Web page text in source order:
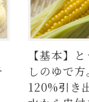
【簡単】
の人気レ
ラダはタ